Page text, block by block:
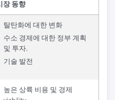
장 동향
탈탄화에 대한 변화
수소 경제에 대한 정부 계획
및 투자.
기술 발전
높은 상륙 비용 및 경제